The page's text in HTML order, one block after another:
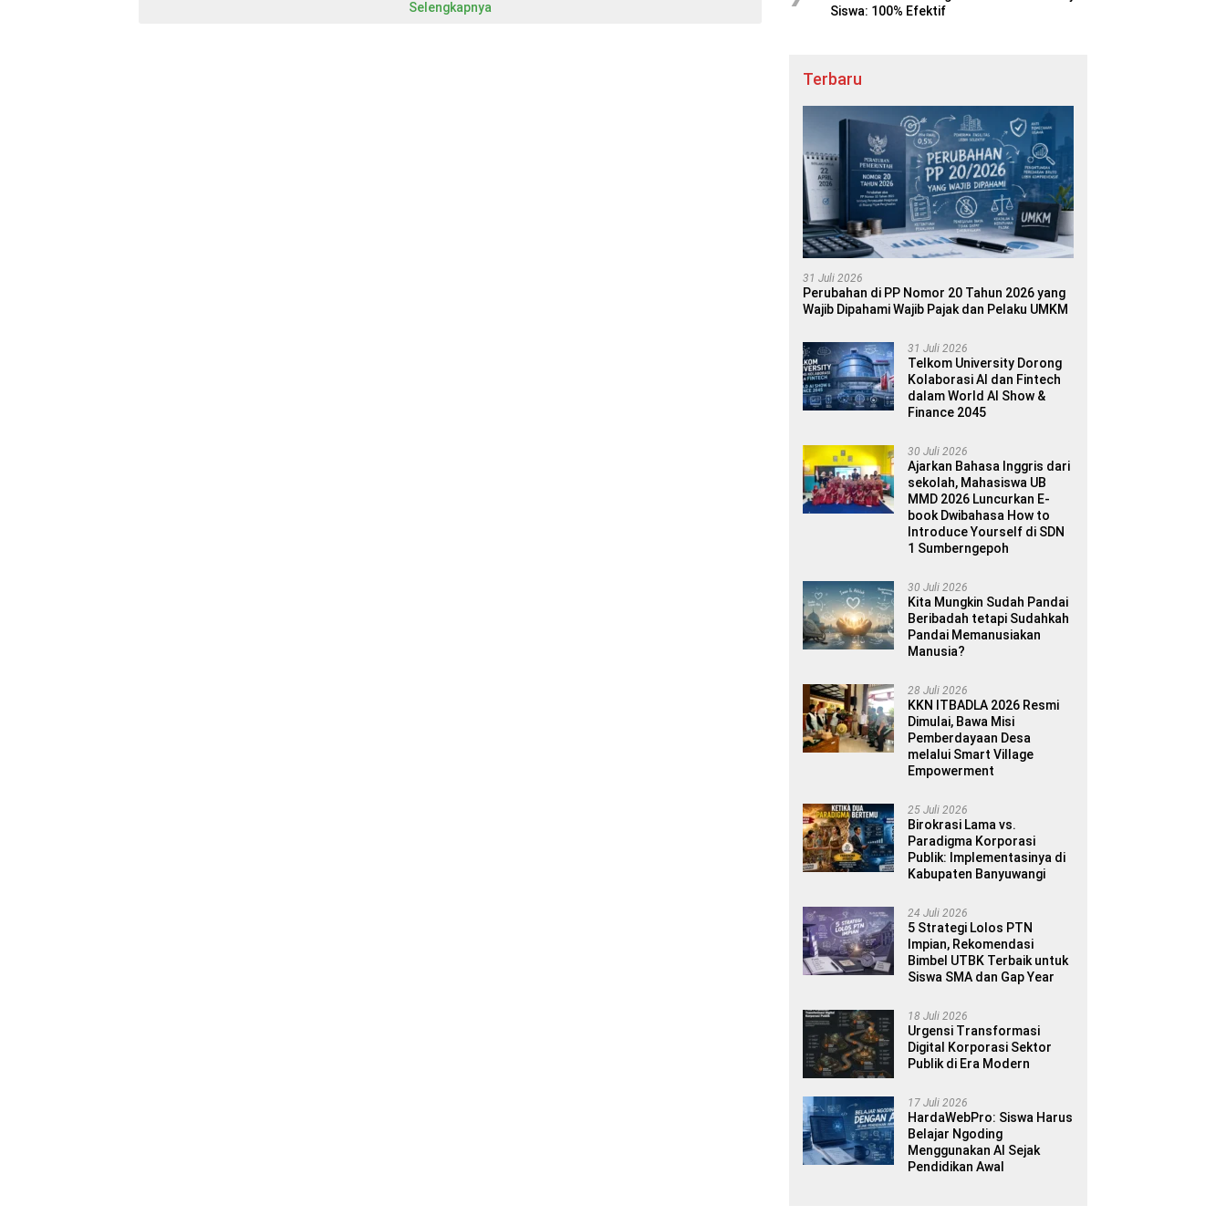
Selengkapnya
Siswa: 100% Efektif
Terbaru
31 Juli 2026
Perubahan di PP Nomor 20 Tahun 2026 yang
Wajib Dipahami Wajib Pajak dan Pelaku UMKM
31 Juli 2026
Telkom University Dorong
Kolaborasi AI dan Fintech
dalam World AI Show &
Finance 2045
30 Juli 2026
Ajarkan Bahasa Inggris dari
sekolah, Mahasiswa UB
MMD 2026 Luncurkan E-
book Dwibahasa How to
Introduce Yourself di SDN
1 Sumberngepoh
30 Juli 2026
Kita Mungkin Sudah Pandai
Beribadah tetapi Sudahkah
Pandai Memanusiakan
Manusia?
28 Juli 2026
KKN ITBADLA 2026 Resmi
Dimulai, Bawa Misi
Pemberdayaan Desa
melalui Smart Village
Empowerment
25 Juli 2026
Birokrasi Lama vs.
Paradigma Korporasi
Publik: Implementasinya di
Kabupaten Banyuwangi
24 Juli 2026
5 Strategi Lolos PTN
Impian, Rekomendasi
Bimbel UTBK Terbaik untuk
Siswa SMA dan Gap Year
18 Juli 2026
Urgensi Transformasi
Digital Korporasi Sektor
Publik di Era Modern
17 Juli 2026
HardaWebPro: Siswa Harus
Belajar Ngoding
Menggunakan AI Sejak
Pendidikan Awal